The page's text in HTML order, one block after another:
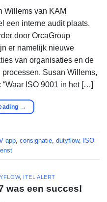
Willems van KAM
een interne audit plaats.
door OrcaGroup
er namelijk nieuwe
van organisaties en de
Susan Willems,
ISO 9001 in het […]
→
app consignatie dutyflow, ISO
, ITEL ALERT
was een succes!